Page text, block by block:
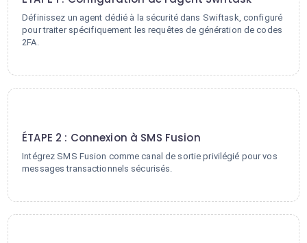
Définissez un agent dédié à la sécurité dans Swiftask, configuré
pour traiter spécifiquement les requêtes de génération de codes
2FA.
ÉTAPE 2 : Connexion à SMS Fusion
Intégrez SMS Fusion comme canal de sortie privilégié pour vos
messages transactionnels sécurisés.